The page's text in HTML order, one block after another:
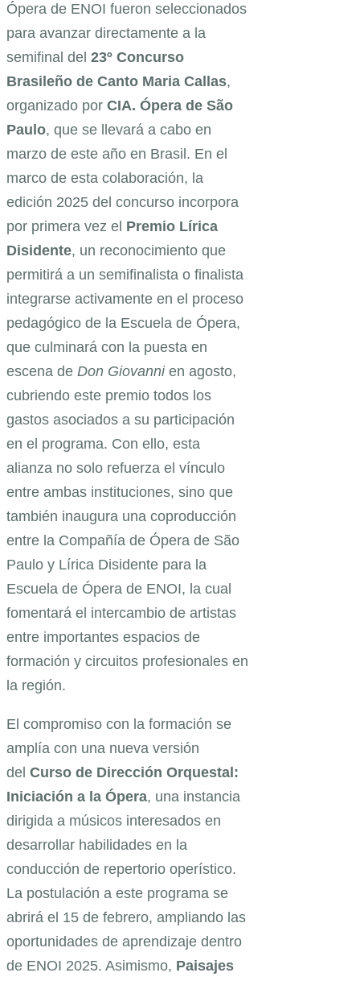
Ópera de ENOI fueron seleccionados
para avanzar directamente a la
semifinal del 23º Concurso
Brasileño de Canto Maria Callas,
organizado por CIA. Ópera de São
Paulo, que se llevará a cabo en
marzo de este año en Brasil. En el
marco de esta colaboración, la
edición 2025 del concurso incorpora
por primera vez el Premio Lírica
Disidente, un reconocimiento que
permitirá a un semifinalista o finalista
integrarse activamente en el proceso
pedagógico de la Escuela de Ópera,
que culminará con la puesta en
escena de Don Giovannien agosto,
cubriendo este premio todos los
gastos asociados a su participación
en el programa. Con ello, esta
alianza no solo refuerza el vínculo
entre ambas instituciones, sino que
también inaugura una coproducción
entre la Compañía de Ópera de São
Paulo y Lírica Disidente para la
Escuela de Ópera de ENOI, la cual
fomentará el intercambio de artistas
entre importantes espacios de
formación y circuitos profesionales en
la región.
El compromiso con la formación se
amplía con una nueva versión
del Curso de Dirección Orquestal:
Iniciación a la Ópera, una instancia
dirigida a músicos interesados en
desarrollar habilidades en la
conducción de repertorio operístico.
La postulación a este programa se
abrirá el 15 de febrero, ampliando las
oportunidades de aprendizaje dentro
de ENOI 2025. Asimismo, Paisajes